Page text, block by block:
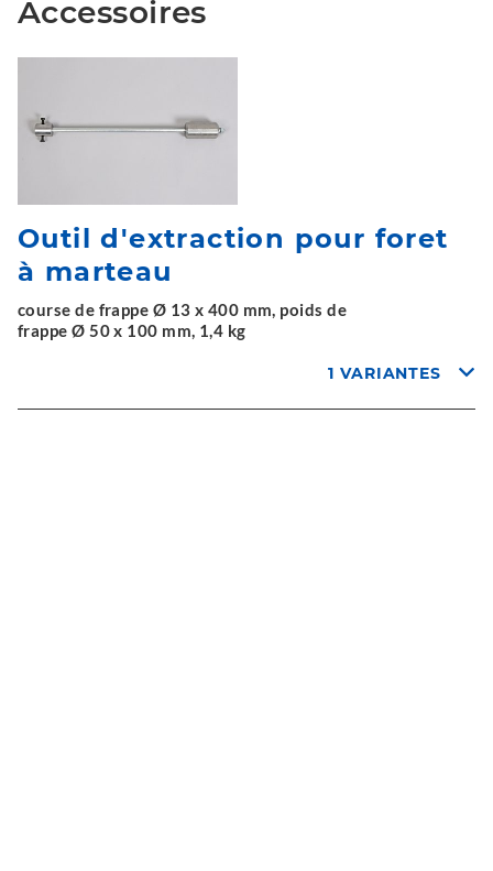
Accessoires
Outil d'extraction pour foret
à marteau
course de frappe Ø 13 x 400 mm, poids de
frappe Ø 50 x 100 mm, 1,4 kg
1 VARIANTES